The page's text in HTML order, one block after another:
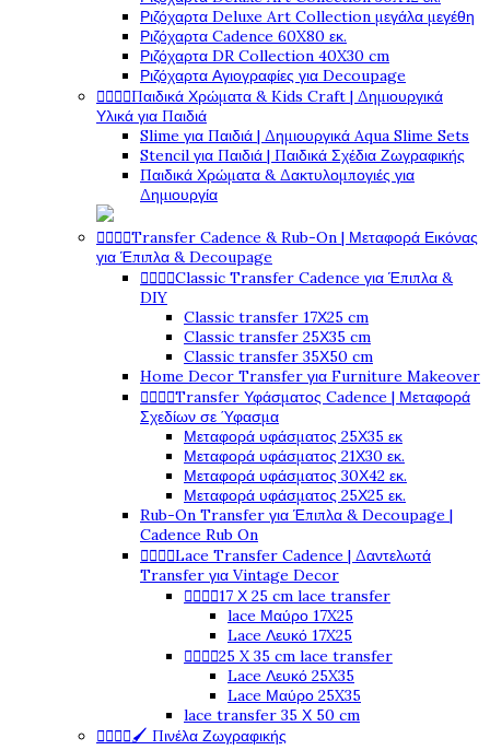
Ριζόχαρτα Deluxe Art Collection μεγάλα μεγέθη
Ριζόχαρτα Cadence 60X80 εκ.
Ριζόχαρτα DR Collection 40X30 cm
Ριζόχαρτα Αγιογραφίες για Decoupage
Παιδικά Χρώματα & Kids Craft | Δημιουργικά
Υλικά για Παιδιά
Slime για Παιδιά | Δημιουργικά Aqua Slime Sets
Stencil για Παιδιά | Παιδικά Σχέδια Ζωγραφικής
Παιδικά Χρώματα & Δακτυλομπογιές για
Δημιουργία
Transfer Cadence & Rub-On | Μεταφορά Εικόνας
για Έπιπλα & Decoupage
Classic Transfer Cadence για Έπιπλα &
DIY
Classic transfer 17Χ25 cm
Classic transfer 25Χ35 cm
Classic transfer 35Χ50 cm
Home Decor Transfer για Furniture Makeover
Transfer Υφάσματος Cadence | Μεταφορά
Σχεδίων σε Ύφασμα
Μεταφορά υφάσματος 25Χ35 εκ
Μεταφορά υφάσματος 21Χ30 εκ.
Μεταφορά υφάσματος 30Χ42 εκ.
Μεταφορά υφάσματος 25Χ25 εκ.
Rub-On Transfer για Έπιπλα & Decoupage |
Cadence Rub On
Lace Transfer Cadence | Δαντελωτά
Transfer για Vintage Decor
17 Χ 25 cm lace transfer
lace Μαύρο 17X25
Lace Λευκό 17X25
25 X 35 cm lace transfer
Lace Λευκό 25X35
Lace Μαύρο 25X35
lace transfer 35 Χ 50 cm
🖌️ Πινέλα Ζωγραφικής